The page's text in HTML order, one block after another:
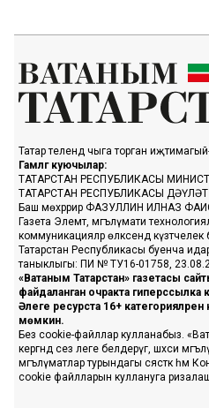
Татар телендә чыга торган иҗтимагый-
Гамәлгә куючылар:
ТАТАРСТАН РЕСПУБЛИКАСЫ
ТАТАРСТАН РЕСПУБЛИКАСЫ
Баш мөхәррир ФАЗУЛЛИН ИЛНАЗ
Газета Элемтә, мәгълүмати
коммуникацияләр өлкәсендә
Татарстан Республикасы буенча
таныклыгы: ПИ № ТУ16-01758,
«Ватаным Татарстан» газетасы
файдаланган очракта гиперссылка
Әлеге ресурста 16+ категорияләренә
мөмкин.
Без cookie-файллар кулланабыз.
кергәндә сез әлеге белдерүгә, шәхси
мәгълүматлар турындагы сәясәткә һәм
cookie файлларын куллануга